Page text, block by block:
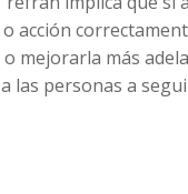
o acción
o mejorarla más
a las personas a